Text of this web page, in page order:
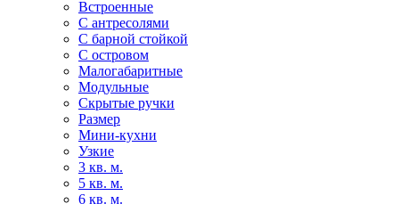
Встроенные
С антресолями
С барной стойкой
С островом
Малогабаритные
Модульные
Скрытые ручки
Размер
Мини-кухни
Узкие
3 кв. м.
5 кв. м.
6 кв. м.